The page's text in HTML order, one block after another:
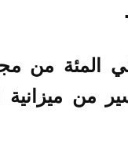
المحروقات نسبة 20
من